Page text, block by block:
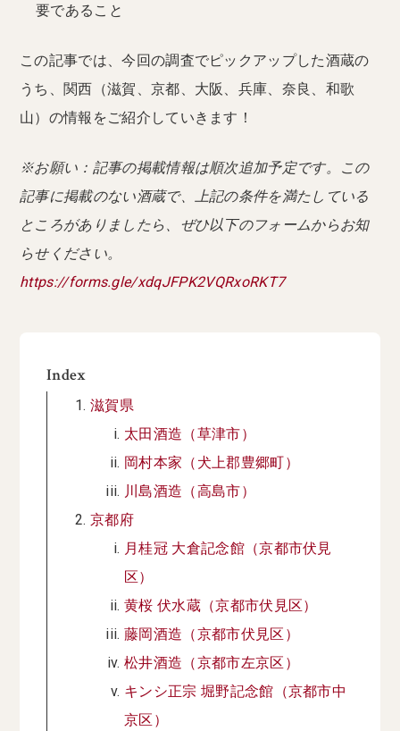
要であること
この記事では、今回の調査でピックアップした酒蔵の
うち、関西（滋賀、京都、大阪、兵庫、奈良、和歌
山）の情報をご紹介していきます！
※お願い：記事の掲載情報は順次追加予定です。この
記事に掲載のない酒蔵で、上記の条件を満たしている
ところがありましたら、ぜひ以下のフォームからお知
らせください。
https://forms.gle/xdqJFPK2VQRxoRKT7
Index
滋賀県
太田酒造（草津市）
岡村本家（犬上郡豊郷町）
川島酒造（高島市）
京都府
月桂冠 大倉記念館（京都市伏見
区）
黄桜 伏水蔵（京都市伏見区）
藤岡酒造（京都市伏見区）
松井酒造（京都市左京区）
キンシ正宗 堀野記念館（京都市中
京区）